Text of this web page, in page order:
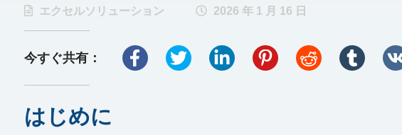
エクセルソリューション 2026 年 1 月 16 日
今すぐ共有：
はじめに